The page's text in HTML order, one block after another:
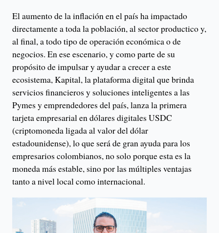
El aumento de la inflación en el país ha impactado
directamente a toda la población, al sector productico y,
al final, a todo tipo de operación económica o de
negocios. En ese escenario, y como parte de su
propósito de impulsar y ayudar a crecer a este
ecosistema, Kapital, la plataforma digital que brinda
servicios financieros y soluciones inteligentes a las
Pymes y emprendedores del país, lanza la primera
tarjeta empresarial en dólares digitales USDC
(criptomoneda ligada al valor del dólar
estadounidense), lo que será de gran ayuda para los
empresarios colombianos, no solo porque esta es la
moneda más estable, sino por las múltiples ventajas
tanto a nivel local como internacional.